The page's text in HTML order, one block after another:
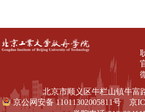
北京市顺义区牛栏山镇牛富
京公网安备 11011302005811号
京